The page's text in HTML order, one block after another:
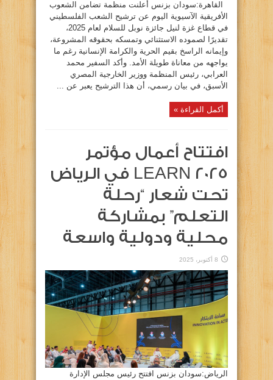
القاهرة:سودان بزنس أعلنت منظمة تضامن الشعوب
الأفريقية الآسيوية اليوم عن ترشيح الشعب الفلسطيني
في قطاع غزة لنيل جائزة نوبل للسلام لعام 2025،
تقديرًا لصموده الاستثنائي وتمسكه بحقوقه المشروعة،
وإيمانه الراسخ بقيم الحرية والكرامة الإنسانية رغم ما
يواجهه من معاناة طويلة الأمد. وأكد السفير محمد
العرابي، رئيس المنظمة ووزير الخارجية المصري
الأسبق، في بيان رسمي، أن هذا الترشيح يعبر عن ...
أكمل القراءة »
افتتاح أعمال مؤتمر
LEARN 2025 في الرياض
تحت شعار “رحلة
التعلم” بمشاركة
محلية ودولية واسعة
8 أكتوبر، 2025
الرياض:سودان بزنس افتتح رئيس مجلس الإدارة